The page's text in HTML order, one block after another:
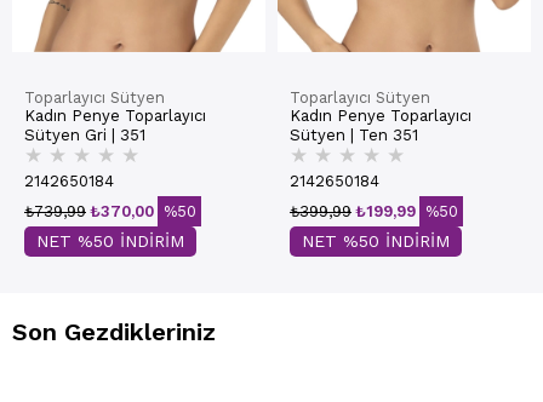
Toparlayıcı Sütyen
Kadın Penye Toparlayıcı
Sütyen Gri | 351
★ ★ ★ ★ ★
2142650184
₺370,00
₺739,99 %50
NET %50 İNDİRİM
Toparlayıcı Sütyen
Kadın Penye Toparlayıcı
Sütyen | Ten 351
★ ★ ★ ★ ★
2142650184
₺199,99
₺399,99 %50
NET %50 İNDİRİM
Son Gezdikleriniz